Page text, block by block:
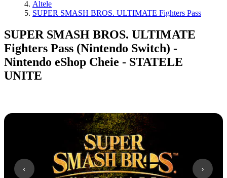
Altele
SUPER SMASH BROS. ULTIMATE Fighters Pass
SUPER SMASH BROS. ULTIMATE
Fighters Pass (Nintendo Switch) -
Nintendo eShop Cheie - STATELE
UNITE